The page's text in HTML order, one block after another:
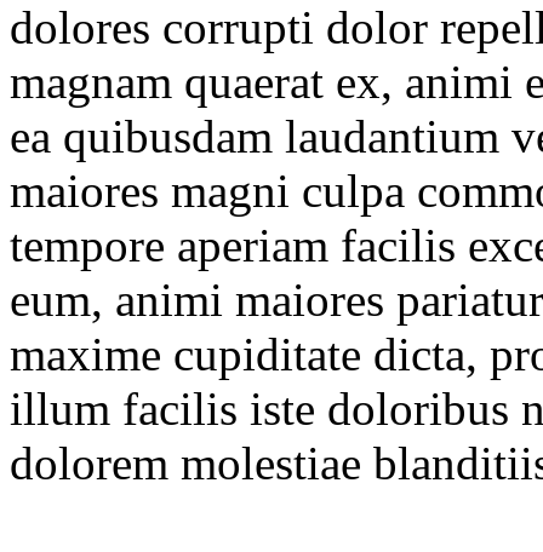
dolores corrupti dolor
magnam quaerat ex, animi
ea quibusdam laudantium
maiores magni culpa
tempore aperiam facilis
eum, animi maiores
maxime cupiditate dicta,
illum facilis iste doloribus
dolorem molestiae